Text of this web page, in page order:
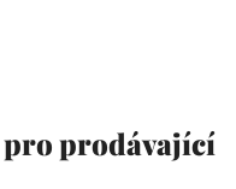
prodávající